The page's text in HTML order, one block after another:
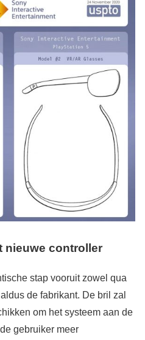
nieuwe controller
stap vooruit zowel qua
de fabrikant. De bril zal
om het systeem aan de
gebruiker meer